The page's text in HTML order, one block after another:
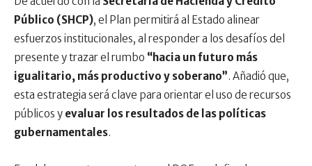
Público (SHCP), el Plan permitirá al Estado alinear
esfuerzos institucionales, al responder a los desafíos del
presente y trazar el rumbo “hacia un futuro más
igualitario, más productivo y soberano”. Añadió que,
esta estrategia será clave para orientar el uso de recursos
públicos y evaluar los resultados de las políticas
gubernamentales.